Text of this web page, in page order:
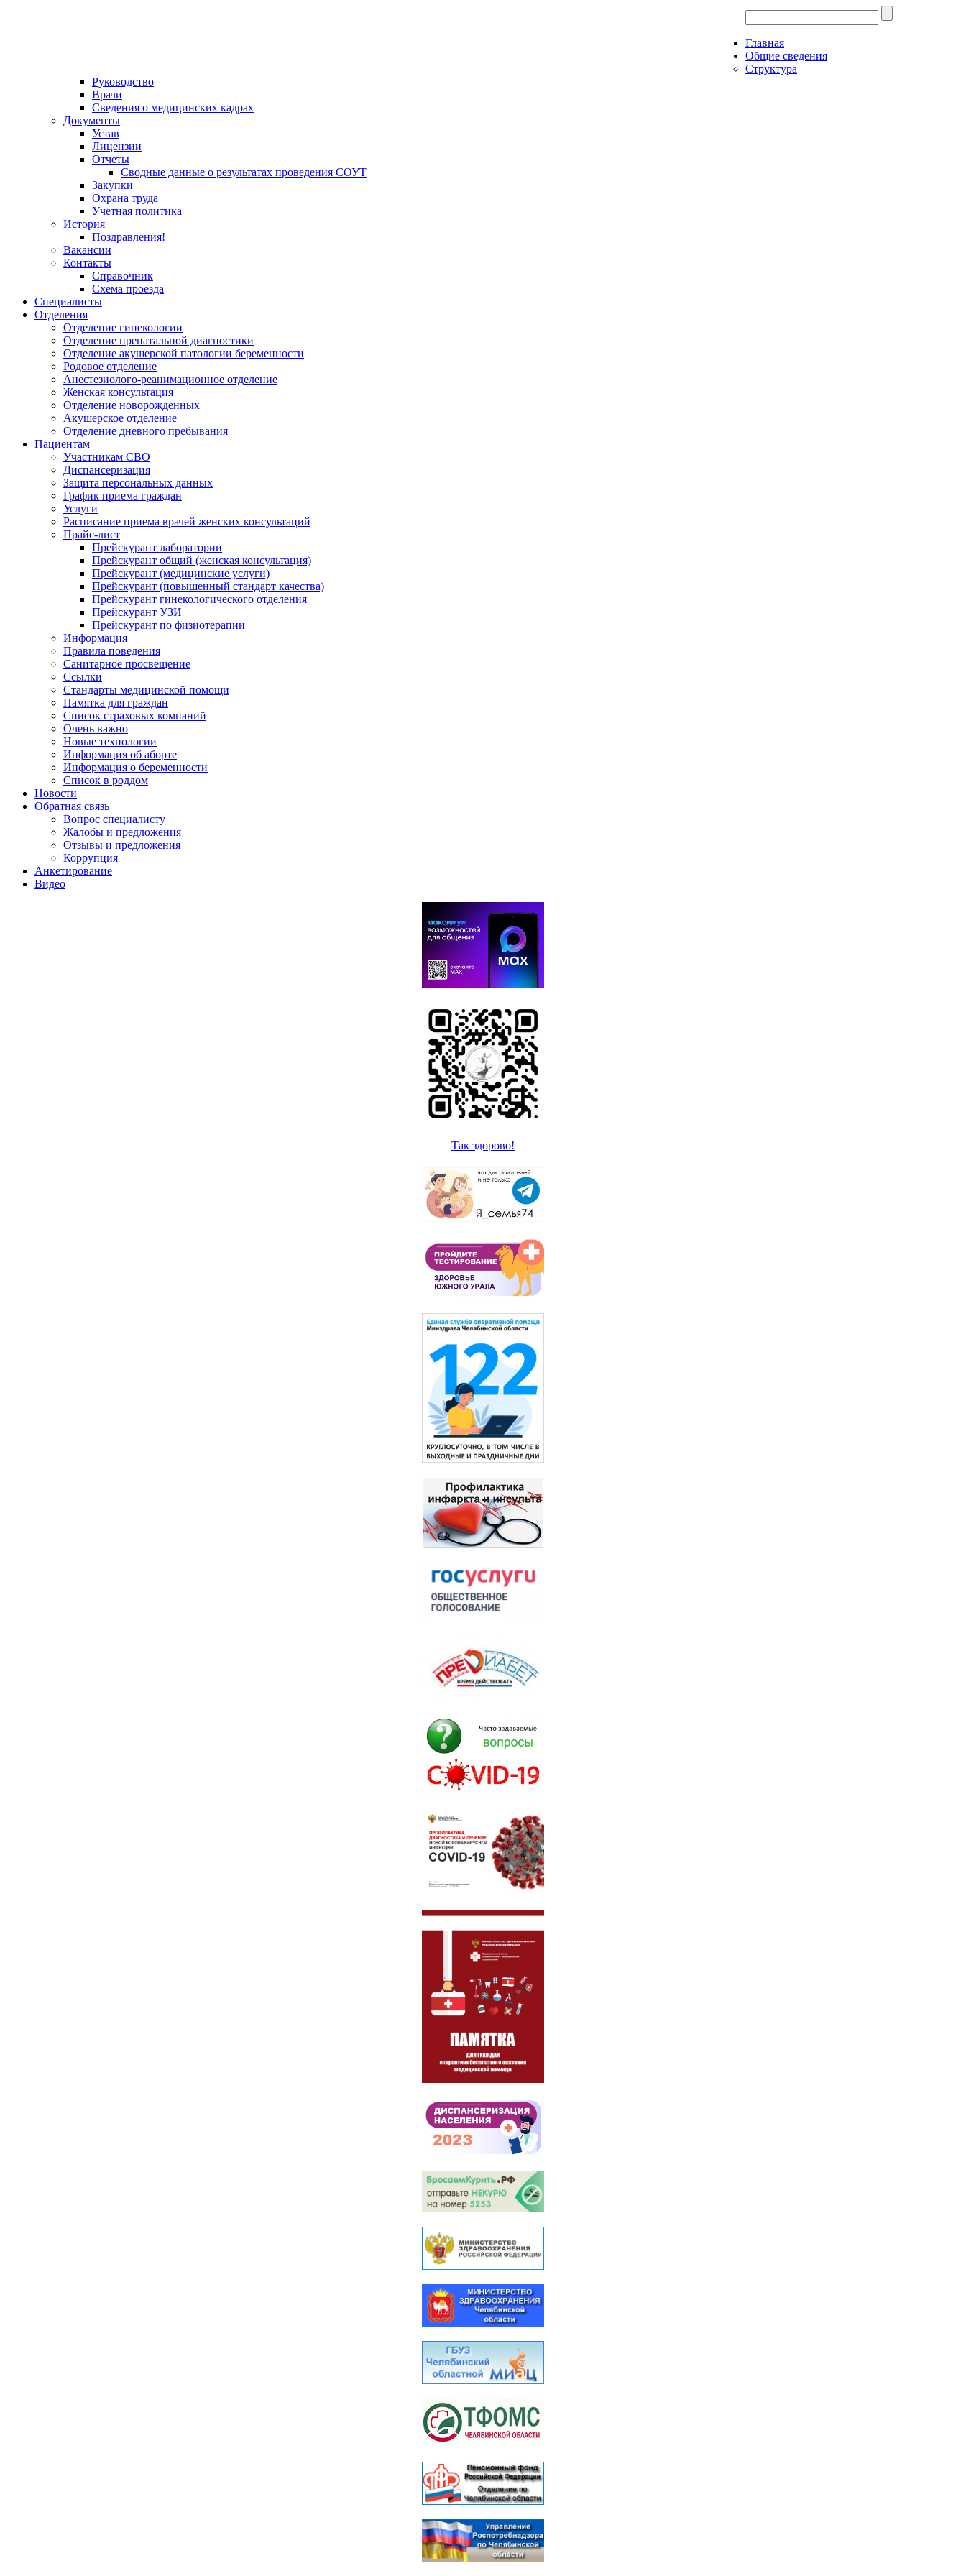
Главная
Общие сведения
Структура
Руководство
Врачи
Сведения о медицинских кадрах
Документы
Устав
Лицензии
Отчеты
Сводные данные о результатах проведения СОУТ
Закупки
Охрана труда
Учетная политика
История
Поздравления!
Вакансии
Контакты
Справочник
Схема проезда
Специалисты
Отделения
Отделение гинекологии
Отделение пренатальной диагностики
Отделение акушерской патологии беременности
Родовое отделение
Анестезиолого-реанимационное отделение
Женская консультация
Отделение новорожденных
Акушерское отделение
Отделение дневного пребывания
Пациентам
Участникам СВО
Диспансеризация
Защита персональных данных
График приема граждан
Услуги
Расписание приема врачей женских консультаций
Прайс-лист
Прейскурант лаборатории
Прейскурант общий (женская консультация)
Прейскурант (медицинские услуги)
Прейскурант (повышенный стандарт качества)
Прейскурант гинекологического отделения
Прейскурант УЗИ
Прейскурант по физиотерапии
Информация
Правила поведения
Санитарное просвещение
Ссылки
Стандарты медицинской помощи
Памятка для граждан
Список страховых компаний
Очень важно
Новые технологии
Информация об аборте
Информация о беременности
Список в роддом
Новости
Обратная связь
Вопрос специалисту
Жалобы и предложения
Отзывы и предложения
Коррупция
Анкетирование
Видео
Так здорово!